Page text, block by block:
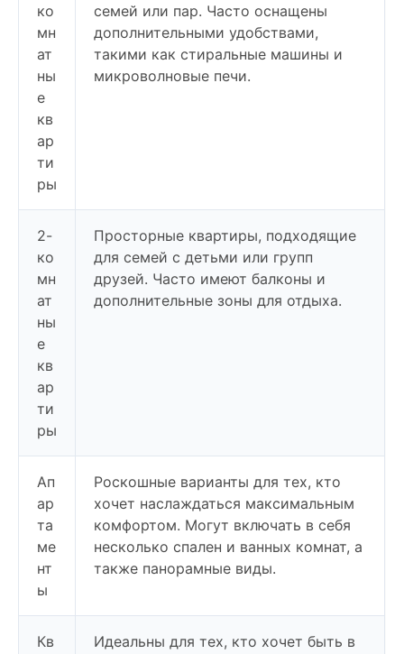
ко
мн
ат
ны
е
кв
ар
ти
ры
семей или пар. Часто оснащены
дополнительными удобствами,
такими как стиральные машины и
микроволновые печи.
2-
ко
мн
ат
ны
е
кв
ар
ти
ры
Просторные квартиры, подходящие
для семей с детьми или групп
друзей. Часто имеют балконы и
дополнительные зоны для отдыха.
Ап
ар
та
ме
нт
ы
Роскошные варианты для тех, кто
хочет наслаждаться максимальным
комфортом. Могут включать в себя
несколько спален и ванных комнат, а
также панорамные виды.
Кв
Идеальны для тех, кто хочет быть в